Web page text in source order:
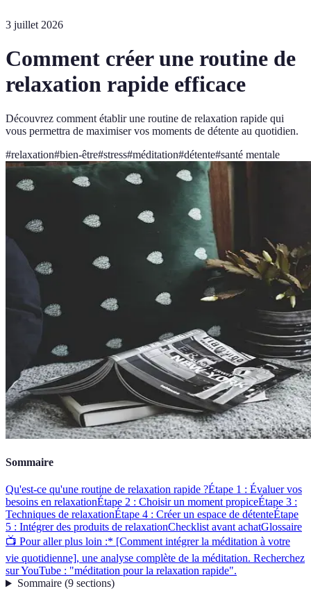
3 juillet 2026
Comment créer une routine de
relaxation rapide efficace
Découvrez comment établir une routine de relaxation rapide qui
vous permettra de maximiser vos moments de détente au quotidien.
#relaxation#bien-être#stress#méditation#détente#santé mentale
Sommaire
Qu'est-ce qu'une routine de relaxation rapide ?Étape 1 : Évaluer vos
besoins en relaxationÉtape 2 : Choisir un moment propiceÉtape 3 :
Techniques de relaxationÉtape 4 : Créer un espace de détenteÉtape
5 : Intégrer des produits de relaxationChecklist avant achatGlossaire
📺 Pour aller plus loin :* [Comment intégrer la méditation à votre
vie quotidienne], une analyse complète de la méditation. Recherchez
sur YouTube : "méditation pour la relaxation rapide".
Sommaire(9 sections)